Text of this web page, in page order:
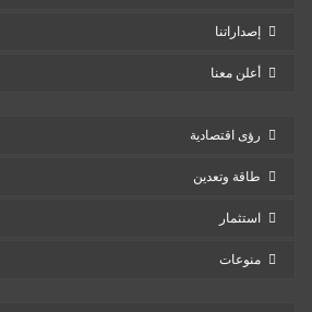
إصداراتنا
أعلن معنا
رؤى اقتصادية
طاقة وتعدين
استثمار
منوعات